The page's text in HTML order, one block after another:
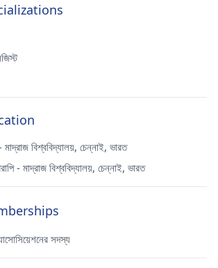
একজন সম্মানিত সদস্য।
বিশ্ববিদ্যালয়, চেন্নাই, ভারত
- মাদ্রাজ বিশ্ববিদ্যালয়, চেন্নাই, ভারত
সদস্য